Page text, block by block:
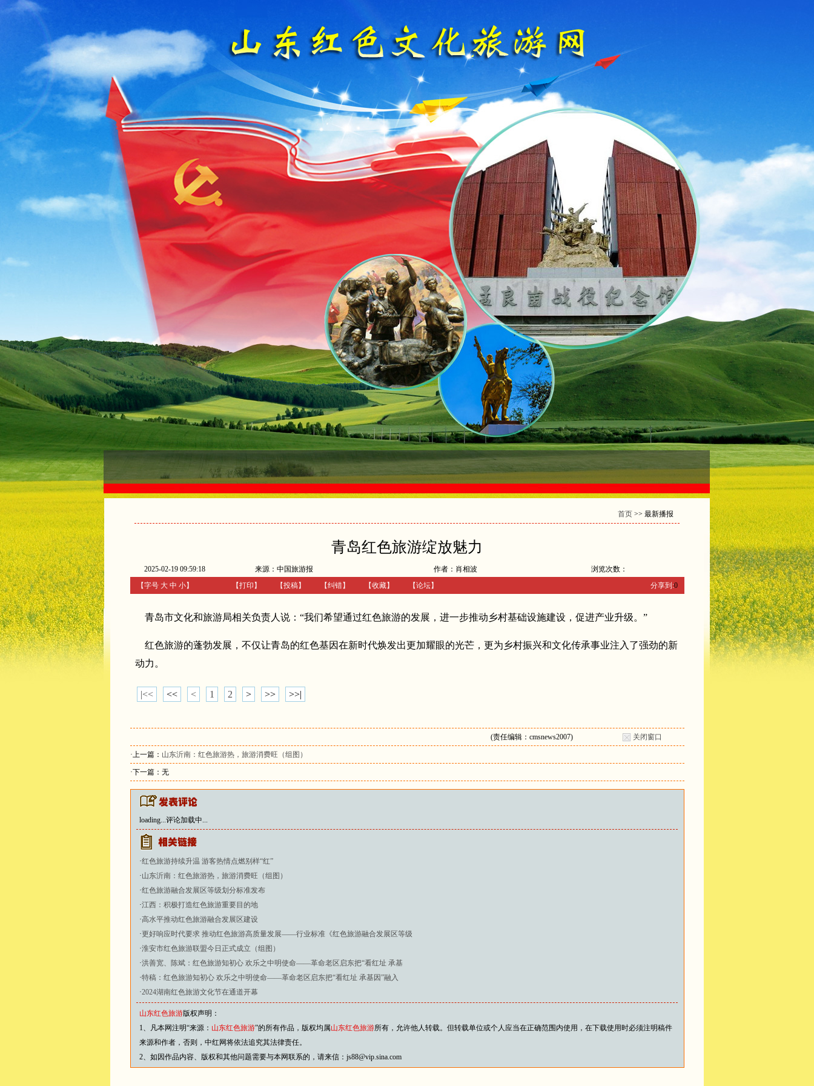
首页 >> 最新播报
青岛红色旅游绽放魅力
2025-02-19 09:59:18 来源：中国旅游报 作者：肖相波
浏览次数：
【字号 大 中 小】 【打印 】 【投稿】 【纠错】 【收藏】 【论坛】 分享到:0
青岛市文化和旅游局相关负责人说：“我们希望通过红色旅游的发展，进一步推动乡村基础设施建设，促进产业升级。”
红色旅游的蓬勃发展，不仅让青岛的红色基因在新时代焕发出更加耀眼的光芒，更为乡村振兴和文化传承事业注入了强劲的新
动力。
|<< << < 1 2 > >> >>|
(责任编辑：cmsnews2007) 关闭窗口
·上一篇： 山东沂南：红色旅游热，旅游消费旺（组图）
·下一篇：无
loading...评论加载中...
·红色旅游持续升温 游客热情点燃别样“红”
·山东沂南：红色旅游热，旅游消费旺（组图）
·红色旅游融合发展区等级划分标准发布
·江西：积极打造红色旅游重要目的地
·高水平推动红色旅游融合发展区建设
·更好响应时代要求 推动红色旅游高质量发展——行业标准《红色旅游融合发展区等级
·淮安市红色旅游联盟今日正式成立（组图）
·洪善宽、陈斌：红色旅游知初心 欢乐之中明使命——革命老区启东把“看红址 承基
·特稿：红色旅游知初心 欢乐之中明使命——革命老区启东把“看红址 承基因”融入
·2024湖南红色旅游文化节在通道开幕
山东红色旅游版权声明：
1、凡本网注明“来源： 山东红色旅游”的所有作品，版权均属山东红色旅游所有，允许他人转载。但转载单位或个人应当在正确范围内使用，在下载使用时必须注明稿件
来源和作者，否则，中红网将依法追究其法律责任。
2、如因作品内容、版权和其他问题需要与本网联系的，请来信：js88@vip.sina.com